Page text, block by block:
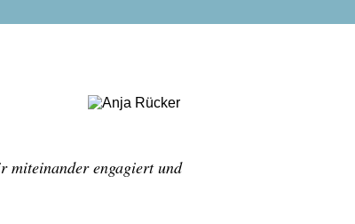
miteinander engagiert und